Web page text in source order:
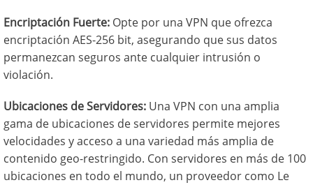
Encriptación Fuerte: Opte por una VPN que ofrezca
encriptación AES-256 bit, asegurando que sus datos
permanezcan seguros ante cualquier intrusión o
violación.
Ubicaciones de Servidores: Una VPN con una amplia
gama de ubicaciones de servidores permite mejores
velocidades y acceso a una variedad más amplia de
contenido geo-restringido. Con servidores en más de 100
ubicaciones en todo el mundo, un proveedor como Le